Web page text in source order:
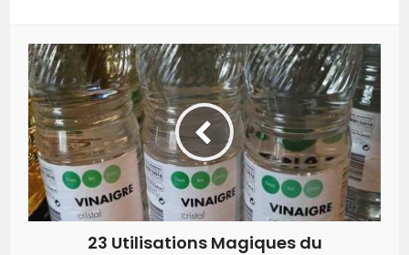
23 Utilisations Magiques du